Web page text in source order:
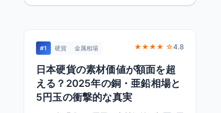
#1 硬貨 金属相場 ★★★★ ☆4.8
日本硬貨の素材価値が額面を超
える？2025年の銅・亜鉛相場と
5円玉の衝撃的な真実